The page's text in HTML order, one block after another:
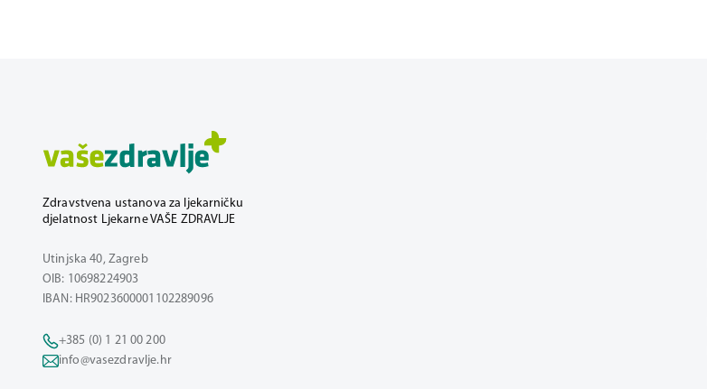
Zdravstvena ustanova za ljekarničku
djelatnost Ljekarne VAŠE ZDRAVLJE
Utinjska 40, Zagreb
OIB: 10698224903
IBAN: HR9023600001102289096
+385 (0) 1 21 00 200
info@vasezdravlje.hr